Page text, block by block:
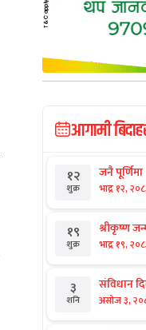
आगामी
१२
शुक्र
जनै पूर्णिमा
भाद्र १२,
१९
शुक्र
श्रीकृष्ण
भाद्र १९,
३
शनि
संविधान
असोज ३,